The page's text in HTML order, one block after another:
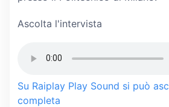
Ascolta l'intervista
Su Raiplay Play Sound si può
completa